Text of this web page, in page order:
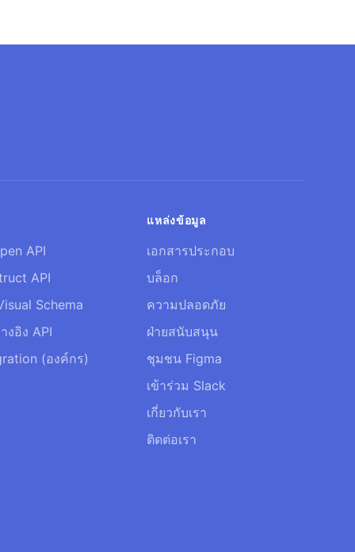
API
API
Schema
งอิง API
(องค์กร)
แหล่งข้อมูล
เอกสารประกอบ
บล็อก
ความปลอดภัย
ฝ่ายสนับสนุน
ชุมชน Figma
เข้าร่วม Slack
เกี่ยวกับเรา
ติดต่อเรา